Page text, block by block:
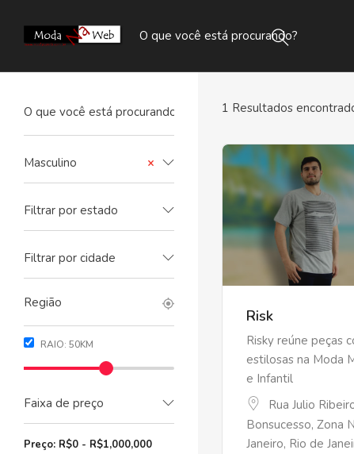
×
Masculino
Filtrar por estado
Filtrar por cidade
RAIO: 50KM
Faixa de preço
Preço: R$0 - R$1,000,000
1 Resultados
Risk
Risky reúne peças
estilosas na Moda
e Infantil
Rua Julio
Bonsucesso, Zona
Janeiro, Rio de